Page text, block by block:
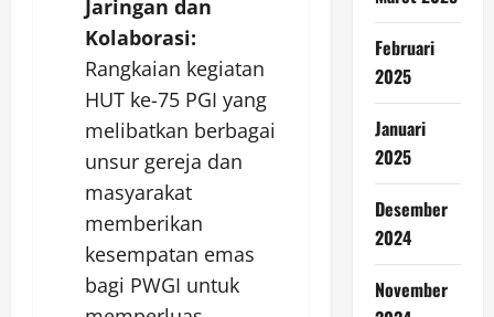
Jaringan dan
Kolaborasi:
Rangkaian kegiatan
HUT ke-75 PGI yang
melibatkan berbagai
unsur gereja dan
masyarakat
memberikan
kesempatan emas
bagi PWGI untuk
Februari
2025
Januari
2025
Desember
2024
November